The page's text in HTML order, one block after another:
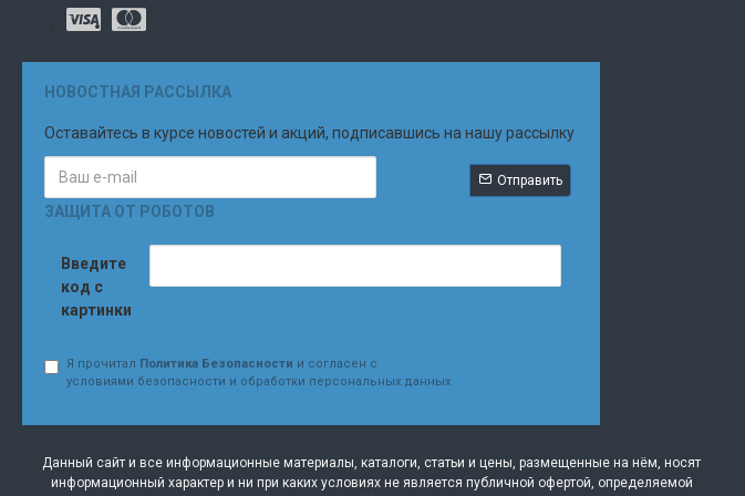
НОВОСТНАЯ РАССЫЛКА
Оставайтесь в курсе новостей и акций, подписавшись на нашу рассылку
Отправить
ЗАЩИТА ОТ РОБОТОВ
Введите
код с
картинки
Я прочитал Политика Безопасности и согласен с
условиями безопасности и обработки персональных данных
Данный сайт и все информационные материалы, каталоги, статьи и цены, размещенные на нём, носят
информационный характер и ни при каких условиях не является публичной офертой, определяемой